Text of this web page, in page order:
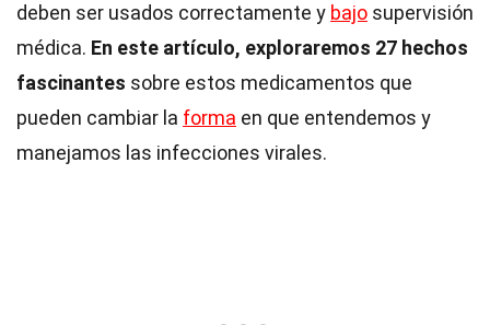
deben ser usados correctamente y bajo supervisión
médica. En este artículo, exploraremos 27 hechos
fascinantes sobre estos medicamentos que
pueden cambiar la forma en que entendemos y
manejamos las infecciones virales.